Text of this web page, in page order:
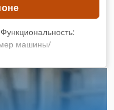
машины/
4 700 мм, свободный
цена
по самой высокой